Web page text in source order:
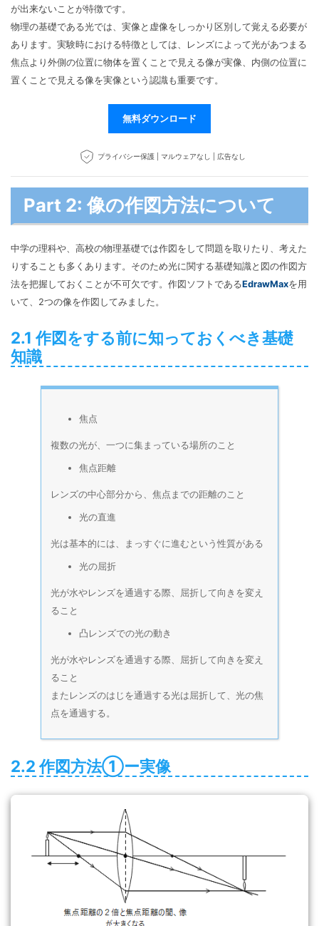
が出来ないことが特徴です。
物理の基礎である光では、実像と虚像をしっかり区別して覚える必要が
あります。実験時における特徴としては、レンズによって光があつまる
焦点より外側の位置に物体を置くことで見える像が実像、内側の位置に
置くことで見える像を実像という認識も重要です。
無料ダウンロード
プライバシー保護 | マルウェアなし | 広告なし
Part 2: 像の作図方法について
中学の理科や、高校の物理基礎では作図をして問題を取りたり、考えた
りすることも多くあります。そのため光に関する基礎知識と図の作図方
法を把握しておくことが不可欠です。作図ソフトであるEdrawMaxを用
いて、2つの像を作図してみました。
2.1 作図をする前に知っておくべき基礎
知識
焦点
複数の光が、一つに集まっている場所のこと
焦点距離
レンズの中心部分から、焦点までの距離のこと
光の直進
光は基本的には、まっすぐに進むという性質がある
光の屈折
光が水やレンズを通過する際、屈折して向きを変え
ること
凸レンズでの光の動き
光が水やレンズを通過する際、屈折して向きを変え
ること
またレンズのはじを通過する光は屈折して、光の焦
点を通過する。
2.2 作図方法①ー実像